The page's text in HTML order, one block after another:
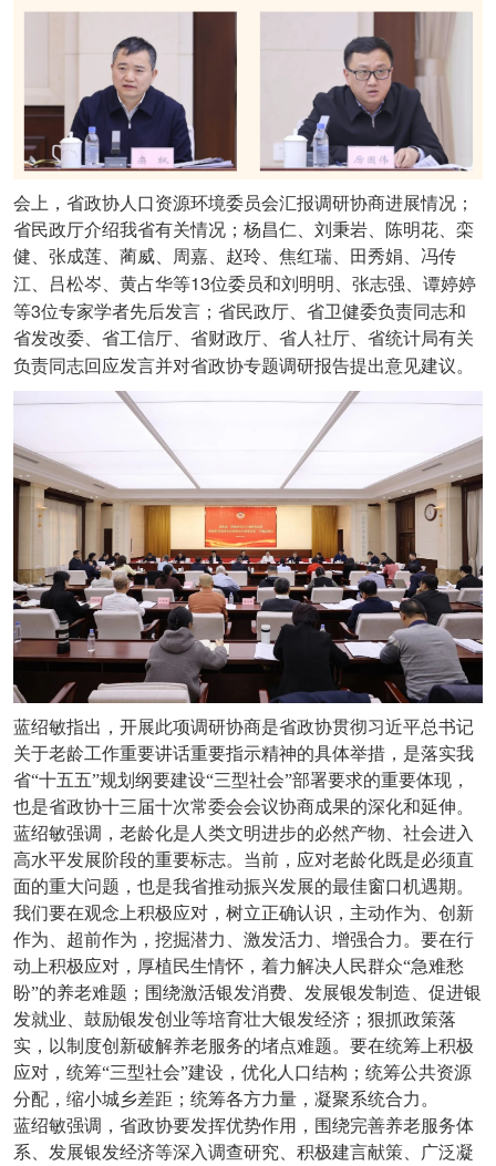
会上，省政协人口资源环境委员会汇报调研协商进展情况；
省民政厅介绍我省有关情况；杨昌仁、刘秉岩、陈明花、栾
健、张成莲、蔺威、周嘉、赵玲、焦红瑞、田秀娟、冯传
江、吕松岑、黄占华等13位委员和刘明明、张志强、谭婷婷
等3位专家学者先后发言；省民政厅、省卫健委负责同志和
省发改委、省工信厅、省财政厅、省人社厅、省统计局有关
负责同志回应发言并对省政协专题调研报告提出意见建议。
蓝绍敏指出，开展此项调研协商是省政协贯彻习近平总书记
关于老龄工作重要讲话重要指示精神的具体举措，是落实我
省“十五五”规划纲要建设“三型社会”部署要求的重要体现，
也是省政协十三届十次常委会会议协商成果的深化和延伸。
蓝绍敏强调，老龄化是人类文明进步的必然产物、社会进入
高水平发展阶段的重要标志。当前，应对老龄化既是必须直
面的重大问题，也是我省推动振兴发展的最佳窗口机遇期。
我们要在观念上积极应对，树立正确认识，主动作为、创新
作为、超前作为，挖掘潜力、激发活力、增强合力。要在行
动上积极应对，厚植民生情怀，着力解决人民群众“急难愁
盼”的养老难题；围绕激活银发消费、发展银发制造、促进银
发就业、鼓励银发创业等培育壮大银发经济；狠抓政策落
实，以制度创新破解养老服务的堵点难题。要在统筹上积极
应对，统筹“三型社会”建设，优化人口结构；统筹公共资源
分配，缩小城乡差距；统筹各方力量，凝聚系统合力。
蓝绍敏强调，省政协要发挥优势作用，围绕完善养老服务体
系、发展银发经济等深入调查研究、积极建言献策、广泛凝